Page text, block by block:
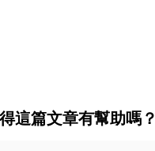
這篇文章有幫助嗎？